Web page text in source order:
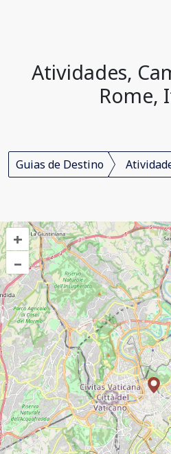
Atividades,
Rome,
Guias de Destino
+
–